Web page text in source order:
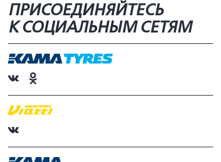
ПРИСОЕДИНЯЙТЕСЬ
К СОЦИАЛЬНЫМ СЕТЯМ